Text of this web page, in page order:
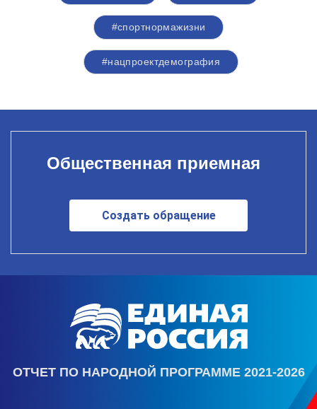
#спортнормажизни
#нацпроектдемография
Общественная приемная
Создать обращение
ОТЧЕТ ПО НАРОДНОЙ ПРОГРАММЕ 2021-2026